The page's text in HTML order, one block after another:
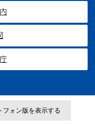
フォン版を表示する